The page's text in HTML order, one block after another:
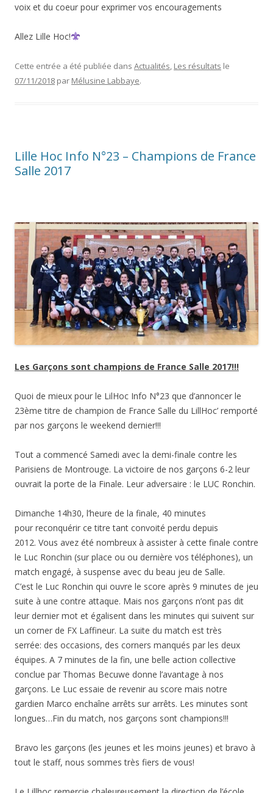
voix et du coeur pour exprimer vos encouragements
Allez Lille Hoc!
Cette entrée a été publiée dans Actualités, Les résultats le
07/11/2018 par Mélusine Labbaye.
Lille Hoc Info N°23 – Champions de France
Salle 2017
Les Garçons sont champions de France Salle 2017!!!
Quoi de mieux pour le LilHoc Info N°23 que d’annoncer le
23ème titre de champion de France Salle du LillHoc’ remporté
par nos garçons le weekend dernier!!!
Tout a commencé Samedi avec la demi-finale contre les
Parisiens de Montrouge. La victoire de nos garçons 6-2 leur
ouvrait la porte de la Finale. Leur adversaire : le LUC Ronchin.
Dimanche 14h30, l’heure de la finale, 40 minutes
pour reconquérir ce titre tant convoité perdu depuis
2012. Vous avez été nombreux à assister à cette finale contre
le Luc Ronchin (sur place ou ou dernière vos téléphones), un
match engagé, à suspense avec du beau jeu de Salle.
C’est le Luc Ronchin qui ouvre le score après 9 minutes de jeu
suite à une contre attaque. Mais nos garçons n’ont pas dit
leur dernier mot et égalisent dans les minutes qui suivent sur
un corner de FX Laffineur. La suite du match est très
serrée: des occasions, des corners manqués par les deux
équipes. A 7 minutes de la fin, une belle action collective
conclue par Thomas Becuwe donne l’avantage à nos
garçons. Le Luc essaie de revenir au score mais notre
gardien Marco enchaîne arrêts sur arrêts. Les minutes sont
longues…Fin du match, nos garçons sont champions!!!
Bravo les garçons (les jeunes et les moins jeunes) et bravo à
tout le staff, nous sommes très fiers de vous!